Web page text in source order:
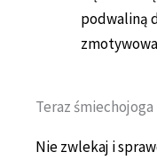
podwaliną
Teraz
Nie zwlekaj i